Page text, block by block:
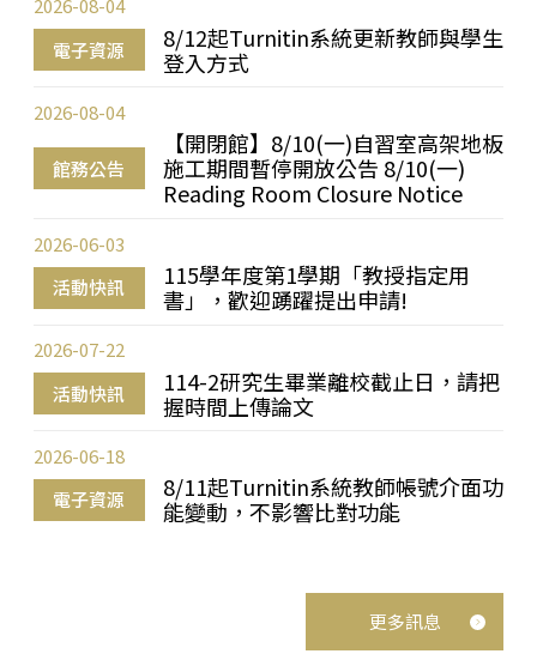
電子資源
8/12起Turnitin系統更新教師與學生
登入方式
2026-08-04
館務公告
【開閉館】8/10(一)自習室高架地板
施工期間暫停開放公告 8/10(一)
Reading Room Closure Notice
2026-08-04
活動快訊
115學年度第1學期「教授指定用
書」，歡迎踴躍提出申請!
2026-06-03
活動快訊
114-2研究生畢業離校截止日，請把
握時間上傳論文
2026-07-22
電子資源
8/11起Turnitin系統教師帳號介面功
能變動，不影響比對功能
2026-06-18
更多訊息